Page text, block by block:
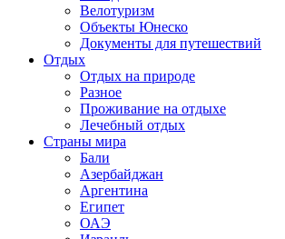
Велотуризм
Объекты Юнеско
Документы для путешествий
Отдых
Отдых на природе
Разное
Проживание на отдыхе
Лечебный отдых
Страны мира
Бали
Азербайджан
Аргентина
Египет
ОАЭ